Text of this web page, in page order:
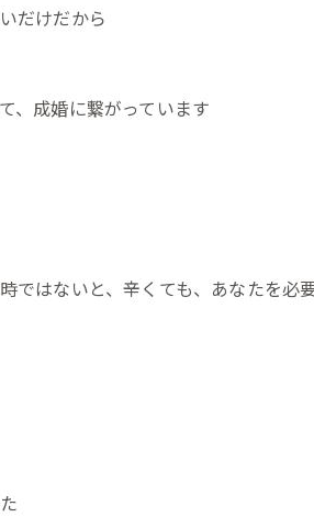
だけだから
、成婚に繋がっています
はないと、辛くても、あなたを必